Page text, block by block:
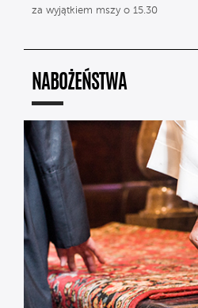
za wyjątkiem mszy o 15.30
NABOŻEŃSTWA